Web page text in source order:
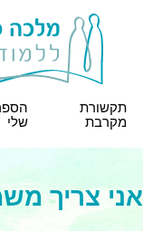
תקשורת
מקרבת
שלי
אני צריך